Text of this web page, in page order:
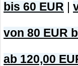
bis 60 EUR
von 80 EUR
ab 120,00